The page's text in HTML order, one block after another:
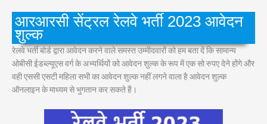
आरआरसी सेंट्रल रेलवे भर्ती 2023 आवेदन
शुल्क
रेलवे भर्ती बोर्ड द्वारा आवेदन करने वाले समस्त उम्मीदवारों को हम बता दें कि सामान्य
ओबीसी ईडब्ल्यूएस वर्ग के अभ्यर्थियों को आवेदन शुल्क के रूप में एक सो रुपए देने होंगे और
वही एससी एसटी महिला सभी का आवेदन शुल्क नहीं लगने वाला है आवेदन शुल्क
ऑनलाइन के माध्यम से भुगतान कर सकते हैं।